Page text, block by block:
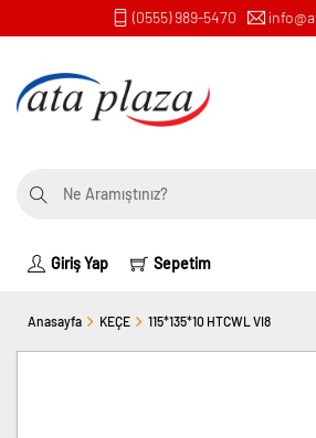
(0555) 989-5470
Giriş Yap Sepetim
Anasayfa KEÇE 115*135*10 HTCWL VI8